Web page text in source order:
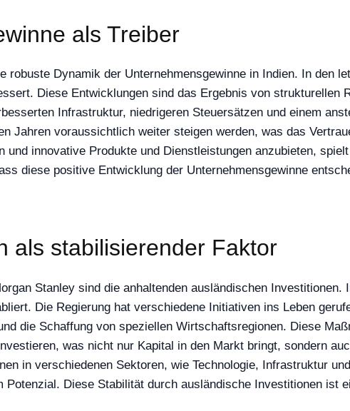
als Treiber
robuste Dynamik der Unternehmensgewinne in Indien. In den
Diese Entwicklungen sind das Ergebnis von
Infrastruktur, niedrigeren Steuersätzen und einem
Jahren voraussichtlich weiter steigen werden, was das
und innovative Produkte und Dienstleistungen anzubieten,
diese positive Entwicklung der Unternehmensgewinne
als stabilisierender Faktor
Stanley sind die anhaltenden ausländischen
Die Regierung hat verschiedene Initiativen ins Leben
die Schaffung von speziellen Wirtschaftsregionen. Diese
was nicht nur Kapital in den Markt bringt, sondern
in verschiedenen Sektoren, wie Technologie, Infrastruktur
Diese Stabilität durch ausländische Investitionen ist